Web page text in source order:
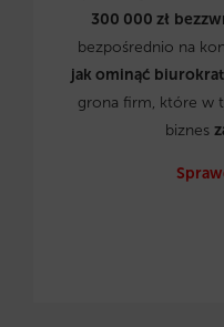
300 000 zł
bezpośrednio na
jak ominąć
grona firm, które w
biznes